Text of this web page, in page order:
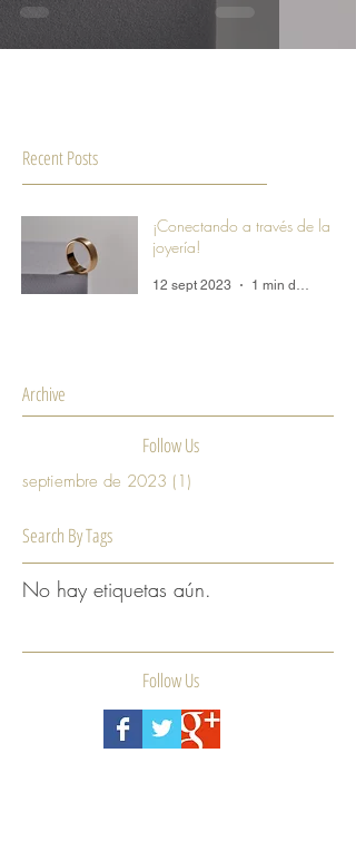
Recent Posts
¡Conectando a través de la
joyería!
12 sept 2023 1 min de lectura
Archive
Follow Us
septiembre de 2023 (1)
Search By Tags
No hay etiquetas aún.
Follow Us